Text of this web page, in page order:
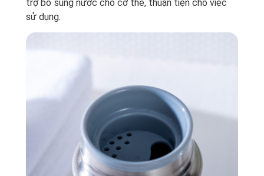
trợ bổ sung nước cho cơ thể, thuận tiện cho việc
sử dụng.